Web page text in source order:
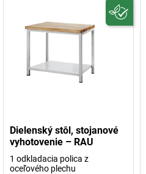
Dielenský stôl, stojanové
vyhotovenie – RAU
1 odkladacia polica z
oceľového plechu